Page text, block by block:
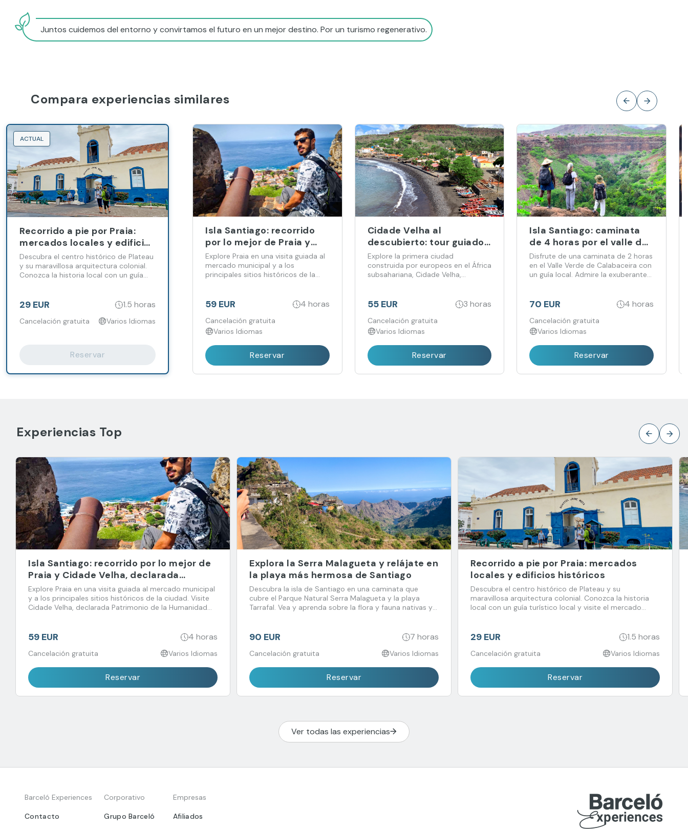
Juntos cuidemos del entorno y convirtamos el futuro en un mejor destino. Por un turismo regenerativo.
Compara experiencias similares
ACTUAL
Recorrido a pie por Praia:
mercados locales y edificios
históricos
Descubra el centro histórico de Plateau
y su maravillosa arquitectura colonial.
Conozca la historia local con un guía
verduras.
29 EUR 1.5 horas
Cancelación gratuita Varios Idiomas
Reservar
Isla Santiago: recorrido
por lo mejor de Praia y
Cidade Velha, declarada
Patrimonio de la
Humanidad
Explore Praia en una visita guiada al
mercado municipal y a los
principales sitios históricos de la
Humanidad por la UNESCO, y
conozca la historia de la esclavitud
en la primera ciudad construida por
europeos en el África subsahariana.
59 EUR 4 horas
Cancelación gratuita
Varios Idiomas
Reservar
Cidade Velha al
descubierto: tour guiado
por su alma histórica
Explore la primera ciudad
construida por europeos en el África
subsahariana, Cidade Velha,
de la nación y la cultura
caboverdianas. Enriquece tus
conocimientos sobre la historia de
la colonización y la esclavitud en
55 EUR 3 horas
Cancelación gratuita
Varios Idiomas
Reservar
Isla Santiago: caminata
de 4 horas por el valle de
Calabaceira y visita
guiada a Cidade Velha
Disfrute de una caminata de 2 horas
en el Valle Verde de Calabaceira con
un guía local. Admire la exuberante
europeos en el África subsahariana,
Cidade Velha, declarada Patrimonio
de la Humanidad por la UNESCO.
70 EUR 4 horas
Cancelación gratuita
Varios Idiomas
Reservar
Experiencias Top
Isla Santiago: recorrido por lo mejor de
Praia y Cidade Velha, declarada
Patrimonio de la Humanidad
Explore Praia en una visita guiada al mercado municipal
y a los principales sitios históricos de la ciudad. Visite
Cidade Velha, declarada Patrimonio de la Humanidad
subsahariana.
59 EUR 4 horas
Cancelación gratuita Varios Idiomas
Reservar
Explora la Serra Malagueta y relájate en
la playa más hermosa de Santiago
Descubra la isla de Santiago en una caminata que
cubre el Parque Natural Serra Malagueta y la playa
Tarrafal. Vea y aprenda sobre la flora y fauna nativas y
90 EUR 7 horas
Cancelación gratuita Varios Idiomas
Reservar
Recorrido a pie por Praia: mercados
locales y edificios históricos
Descubra el centro histórico de Plateau y su
maravillosa arquitectura colonial. Conozca la historia
local con un guía turístico local y visite el mercado
29 EUR 1.5 horas
Cancelación gratuita Varios Idiomas
Reservar
Ver todas las experiencias
Barceló Experiences
Contacto
Corporativo
Grupo Barceló
Empresas
Afiliados